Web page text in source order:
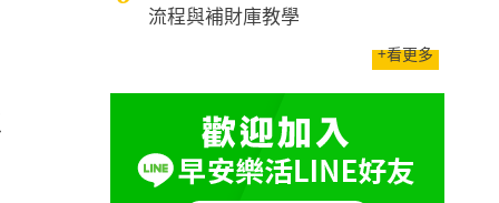
流程與補財庫教學
+看更多